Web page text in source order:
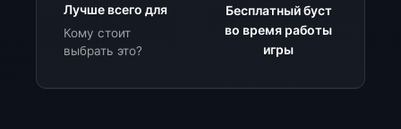
Лучше всего для
Кому стоит
выбрать это?
Бесплатный буст
во время работы
игры